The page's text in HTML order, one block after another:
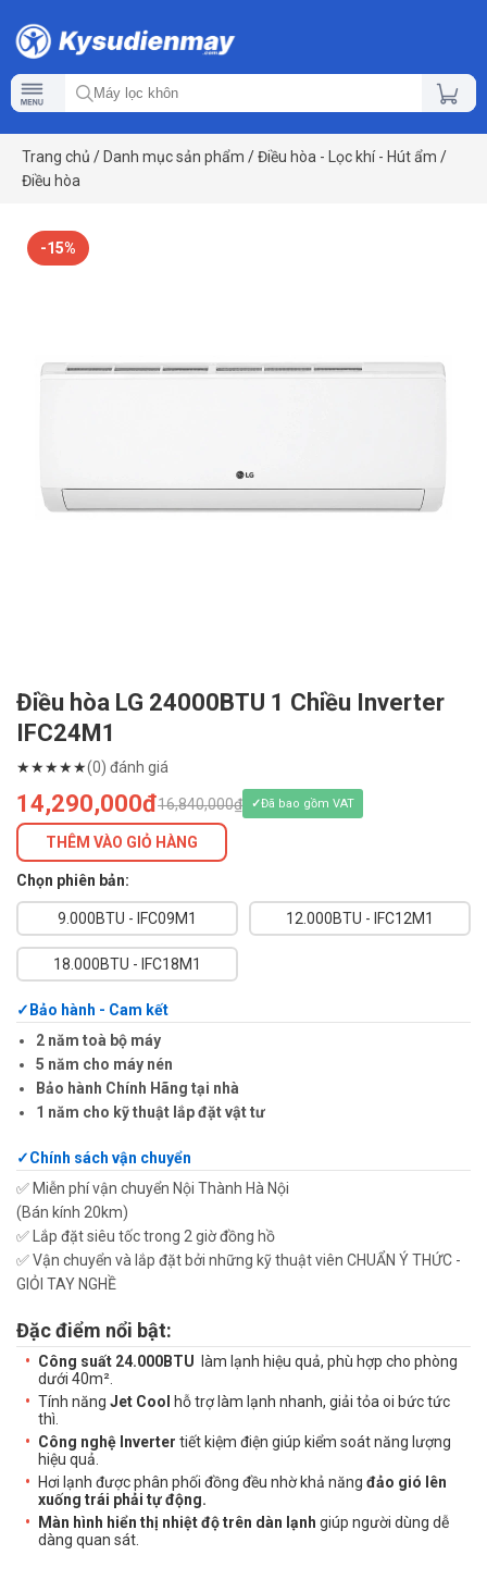
Trang chủ / Danh mục sản phẩm /Điều hòa - Lọc khí - Hút ẩm /
Điều hòa
-15%
Điều hòa LG 24000BTU 1 Chiều Inverter
IFC24M1
★★★★★(0) đánh giá
14,290,000đ16,840,000₫ Đã bao gồm VAT
THÊM VÀO GIỎ HÀNG
Chọn phiên bản:
9.000BTU - IFC09M1 12.000BTU - IFC12M1
18.000BTU - IFC18M1
Bảo hành - Cam kết
2 năm toà bộ máy
5 năm cho máy nén
Bảo hành Chính Hãng tại nhà
1 năm cho kỹ thuật lắp đặt vật tư
Chính sách vận chuyển
✅ Miễn phí vận chuyển Nội Thành Hà Nội
(Bán kính 20km)
✅ Lắp đặt siêu tốc trong 2 giờ đồng hồ
✅ Vận chuyển và lắp đặt bởi những kỹ thuật viên CHUẨN Ý THỨC -
GIỎI TAY NGHỀ
Đặc điểm nổi bật:
Công suất 24.000BTU
làm lạnh hiệu quả, phù hợp cho phòng
dưới 40m².
Tính năng Jet Cool
hỗ trợ làm lạnh nhanh, giải tỏa oi bức tức
thì.
Công nghệ Inverter tiết kiệm điện giúp kiểm soát năng lượng
hiệu quả.
Hơi lạnh được phân phối đồng đều nhờ khả năng đảo gió lên
xuống trái phải tự động.
Màn hình hiển thị nhiệt độ trên dàn lạnh giúp người dùng dễ
dàng quan sát.